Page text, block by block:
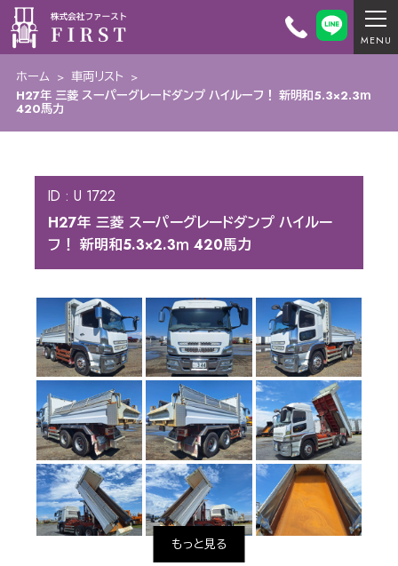
ホーム > 車両リスト >
H27年 三菱 スーパーグレードダンプ ハイルーフ！ 新明和5.3×2.3ｍ
420馬力
ID : U 1722
H27年 三菱 スーパーグレードダンプ ハイルー
フ！ 新明和5.3×2.3ｍ 420馬力